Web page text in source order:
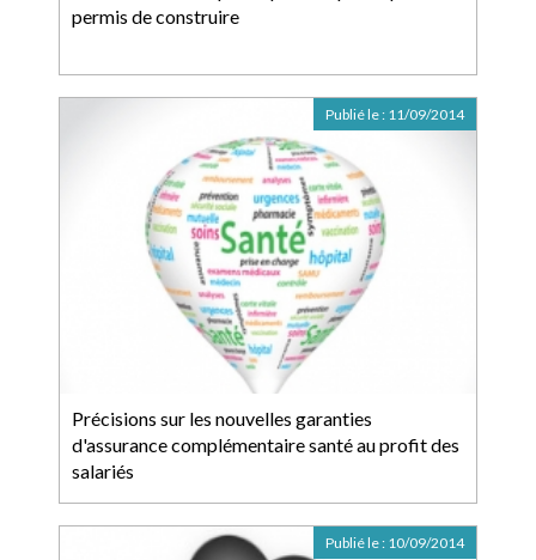
permis de construire
Précisions sur les nouvelles garanties
d'assurance complémentaire santé au profit des
salariés
Publié le : 11/09/2014
Publié le : 10/09/2014